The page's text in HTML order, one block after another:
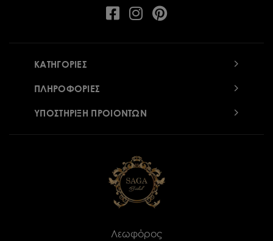
ΚΑΤΗΓΟΡΙΕΣ
ΠΛΗΡΟΦΟΡΙΕΣ
ΥΠΟΣΤΗΡΙΞΗ ΠΡΟΙΟΝΤΩΝ
Λεωφόρος